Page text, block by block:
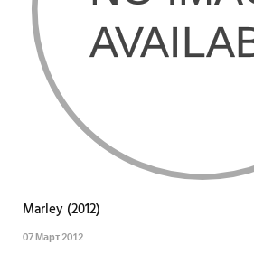
Marley (2012)
07 Март 2012